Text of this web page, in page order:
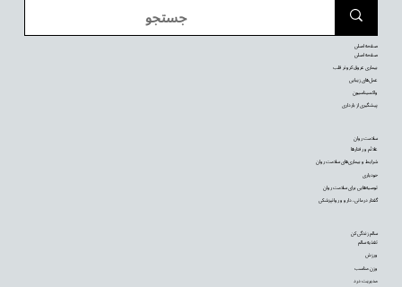
سالم زندگی کن
تغذیه سالم
ورزش
وزن مناسب
مدیریت درد
سلامت روان
علائم و رفتارها
شرایط و بیماری‌های سلامت روان
خودیاری
توصیه‌‌هایی برای سلامت روان
گفتار درمانی، دارو و روانپزشکی
صفحه اصلی
صفحه اصلی
بیماری عروق کرونر قلب
عمل‌های زیبایی
واکسیناسیون
پیشگیری از بارداری